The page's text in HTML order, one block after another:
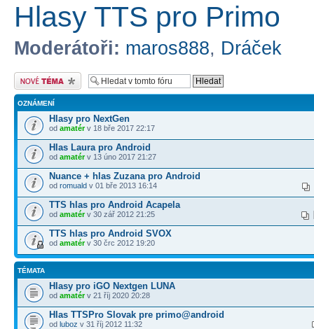
Hlasy TTS pro Primo
Moderátoři: maros888, Dráček
Odeslat nové téma
OZNÁMENÍ
Hlasy pro NextGen
od amatérv 18 bře 2017 22:17
Hlas Laura pro Android
od amatérv 13 úno 2017 21:27
Nuance + hlas Zuzana pro Android
od romuald v 01 bře 2013 16:14
TTS hlas pro Android Acapela
od amatérv 30 zář 2012 21:25
TTS hlas pro Android SVOX
od amatérv 30 črc 2012 19:20
TÉMATA
Hlasy pro iGO Nextgen LUNA
od amatérv 21 říj 2020 20:28
Hlas TTSPro Slovak pre primo@android
od luboz v 31 říj 2012 11:32